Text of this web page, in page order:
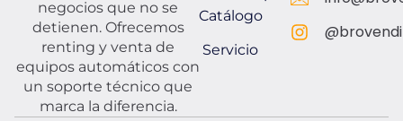
negocios que no se
detienen. Ofrecemos
renting y venta de
equipos automáticos con
un soporte técnico que
marca la diferencia.
Catálogo
Servicio